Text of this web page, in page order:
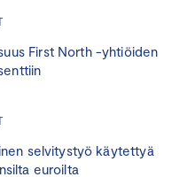
First North -yhtiöiden
selvitystyö käytettyä
euroilta